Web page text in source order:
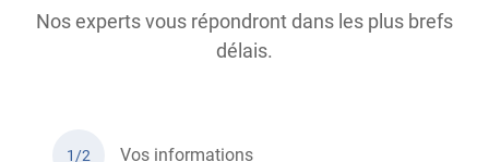
Nos experts vous répondront dans les plus brefs
délais.
1/2 Vos informations